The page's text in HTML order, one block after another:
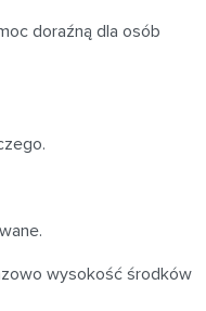
doraźną dla osób
wysokość środków